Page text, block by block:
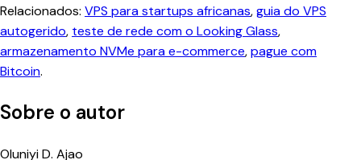
Relacionados: VPS para startups africanas,guia do VPS
autogerido, teste de rede com o Looking Glass,
armazenamento NVMe para e-commerce,pague com
Bitcoin.
Sobre o autor
Oluniyi D. Ajao